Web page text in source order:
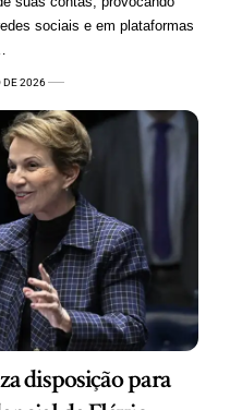
sociais e em plataformas
DE 2026
disposição para